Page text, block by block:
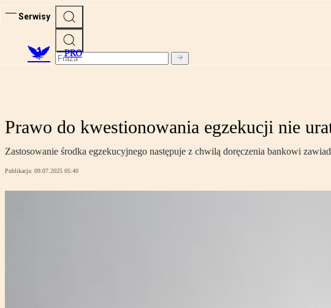
Serwisy
PRO
Prawo do kwestionowania egzekucji nie
Zastosowanie środka egzekucyjnego następuje z chwilą doręczenia bankowi
Publikacja: 09.07.2025 05:40